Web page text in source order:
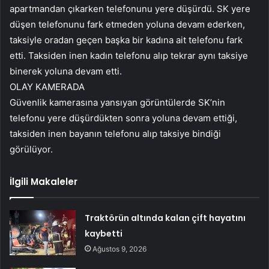
apartmandan çıkarken telefonunu yere düşürdü. SK yere
düşen telefonunu fark etmeden yoluna devam ederken,
taksiyle oradan geçen başka bir kadına ait telefonu fark
etti. Taksiden inen kadın telefonu alıp tekrar aynı taksiye
binerek yoluna devam etti.
OLAY KAMERADA
Güvenlik kamerasına yansıyan görüntülerde SK’nin
telefonu yere düşürdükten sonra yoluna devam ettiği,
taksiden inen bayanın telefonu alıp taksiye bindiği
görülüyor.
İlgili Makaleler
Traktörün altında kalan çift hayatını
kaybetti
Ağustos 9, 2026